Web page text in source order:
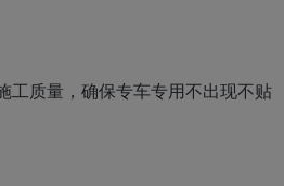
工质量，确保专车专用不出现不贴